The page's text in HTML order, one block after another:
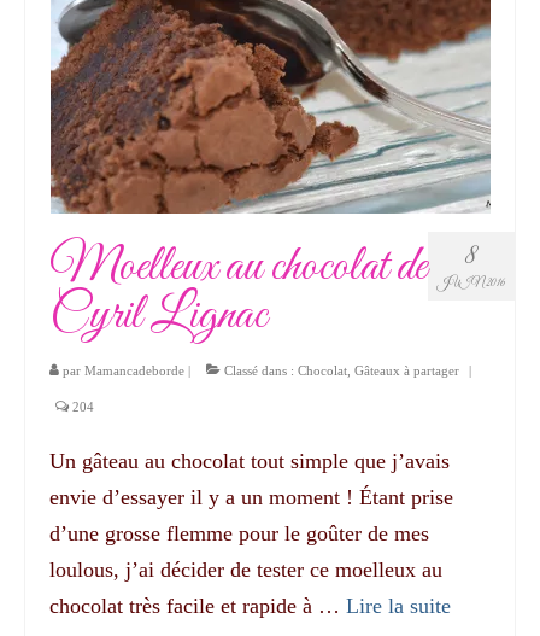
8
JUIN 2016
Moelleux au chocolat de
Cyril Lignac
par Mamancadeborde | Classé dans : Chocolat Gâteaux à partager |
204
Un gâteau au chocolat tout simple que j’avais
envie d’essayer il y a un moment ! Étant prise
d’une grosse flemme pour le goûter de mes
loulous, j’ai décider de tester ce moelleux au
chocolat très facile et rapide à … Lire la suite­­